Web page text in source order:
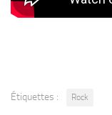
Étiquettes : Rock